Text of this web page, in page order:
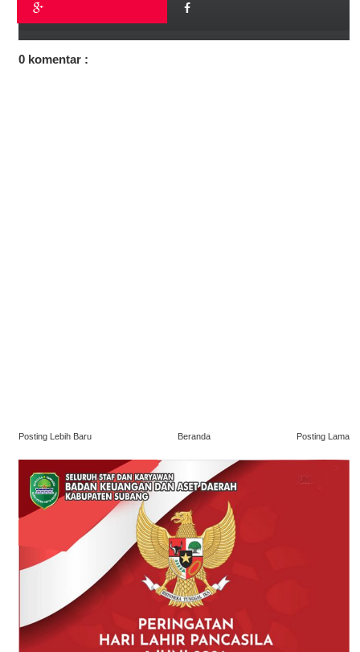
0 komentar :
Posting Lebih Baru Posting Lama
Beranda